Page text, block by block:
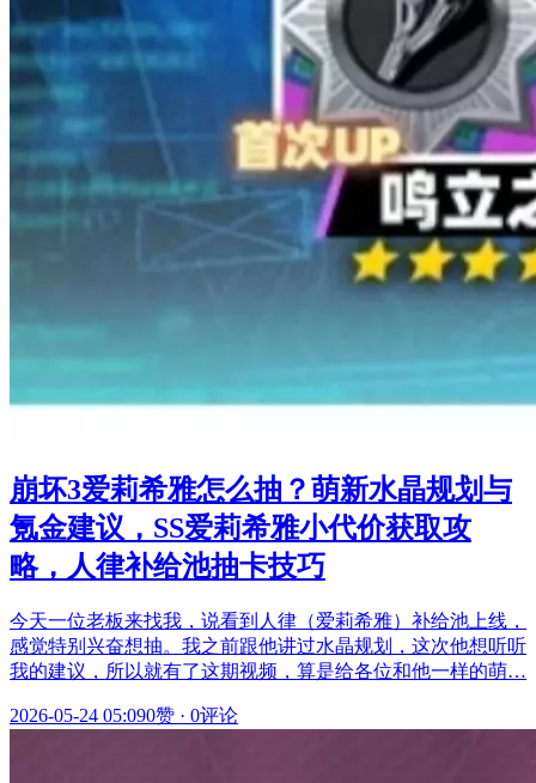
崩坏3爱莉希雅怎么抽？萌新水晶规划与
氪金建议，SS爱莉希雅小代价获取攻
略，人律补给池抽卡技巧
今天一位老板来找我，说看到人律（爱莉希雅）补给池上线，
感觉特别兴奋想抽。我之前跟他讲过水晶规划，这次他想听听
我的建议，所以就有了这期视频，算是给各位和他一样的萌…
2026-05-24 05:090赞 · 0评论